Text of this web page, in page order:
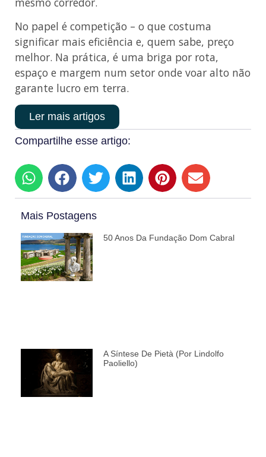
No papel é competição – o que costuma
significar mais eficiência e, quem sabe, preço
melhor. Na prática, é uma briga por rota,
espaço e margem num setor onde voar alto não
garante lucro em terra.
Ler mais artigos
Compartilhe esse artigo:
Mais Postagens
50 Anos Da Fundação Dom Cabral
A Síntese De Pietà (por Lindolfo
Paoliello)